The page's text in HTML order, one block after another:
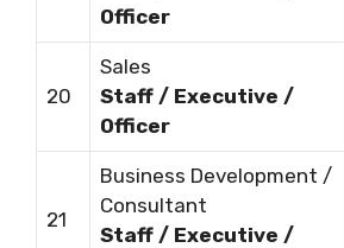
Officer
20
Sales
Staff / Executive /
Officer
21
Business Development /
Consultant
Staff / Executive /